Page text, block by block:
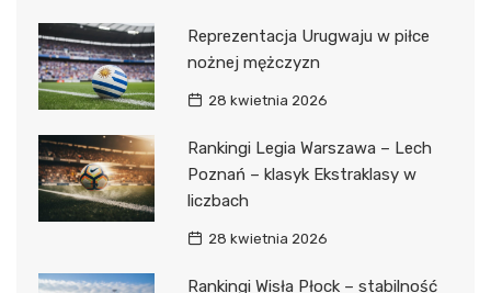
Reprezentacja Urugwaju w piłce
nożnej mężczyzn
28 kwietnia 2026
Rankingi Legia Warszawa – Lech
Poznań – klasyk Ekstraklasy w
liczbach
28 kwietnia 2026
Rankingi Wisła Płock – stabilność